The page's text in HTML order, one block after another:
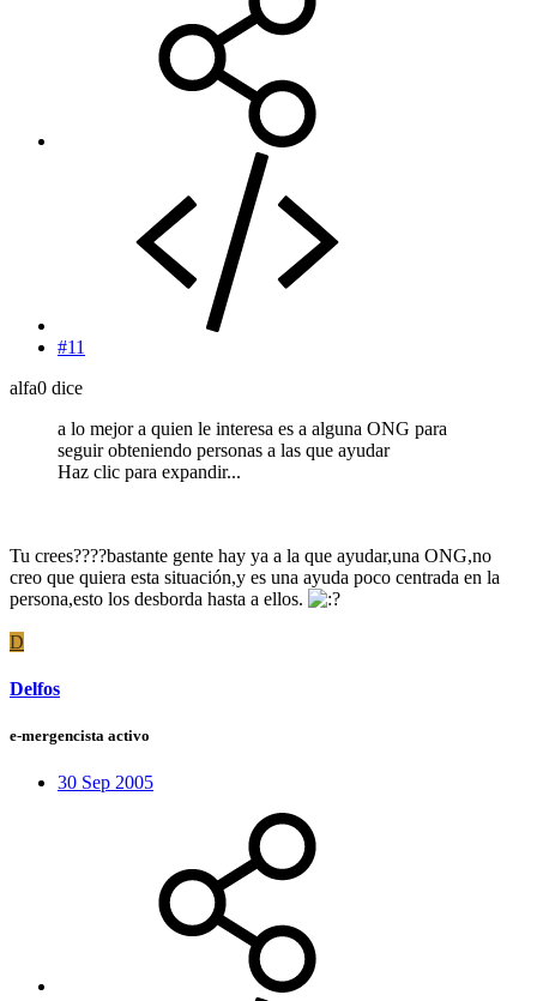
#11
alfa0 dice
a lo mejor a quien le interesa es a alguna ONG para
seguir obteniendo personas a las que ayudar
Haz clic para expandir...
Tu crees????bastante gente hay ya a la que ayudar,una ONG,no
creo que quiera esta situación,y es una ayuda poco centrada en la
persona,esto los desborda hasta a ellos.
D
Delfos
e-mergencista activo
30 Sep 2005